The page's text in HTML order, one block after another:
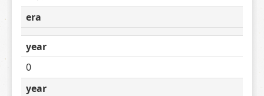
era
year
0
year